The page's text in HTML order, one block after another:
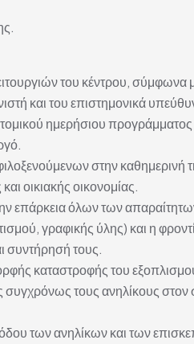
του κέντρου, σύμφωνα με
και του επιστημονικά
ημερήσιου
στην
οικιακής οικονομίας.
επάρκεια όλων των
γραφικής ύλης) και η
τους.
καταστροφής του
τους ανηλίκους στον
των ανηλίκων και των